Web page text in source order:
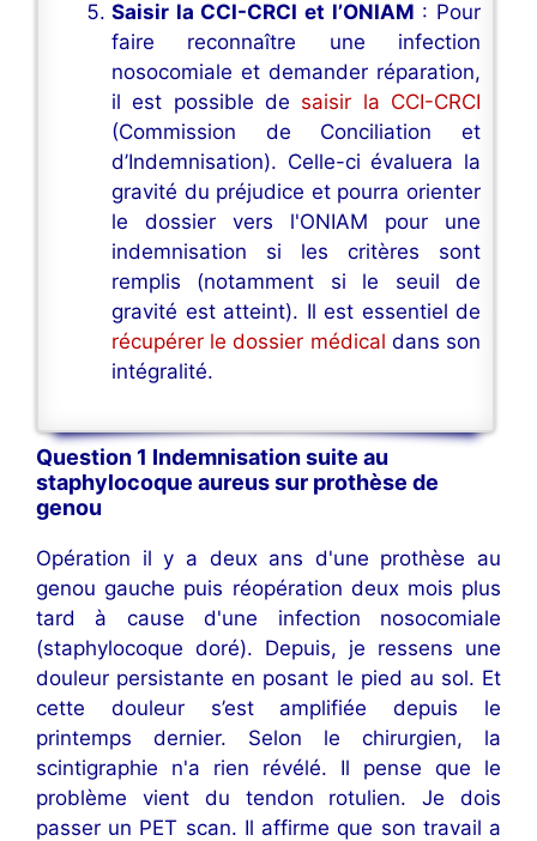
Saisir la CCI-CRCI et l’ONIAM : Pour
faire reconnaître une infection
nosocomiale et demander réparation,
il est possible de saisir la CCI-CRCI
(Commission de Conciliation et
d’Indemnisation). Celle-ci évaluera la
gravité du préjudice et pourra orienter
le dossier vers l'ONIAM pour une
indemnisation si les critères sont
remplis (notamment si le seuil de
gravité est atteint). Il est essentiel de
récupérer le dossier médical dans son
intégralité.
Question 1 Indemnisation suite au
staphylocoque aureus sur prothèse de
genou
Opération il y a deux ans d'une prothèse au
genou gauche puis réopération deux mois plus
tard à cause d'une infection nosocomiale
(staphylocoque doré). Depuis, je ressens une
douleur persistante en posant le pied au sol. Et
cette douleur s’est amplifiée depuis le
printemps dernier. Selon le chirurgien, la
scintigraphie n'a rien révélé. Il pense que le
problème vient du tendon rotulien. Je dois
passer un PET scan. Il affirme que son travail a